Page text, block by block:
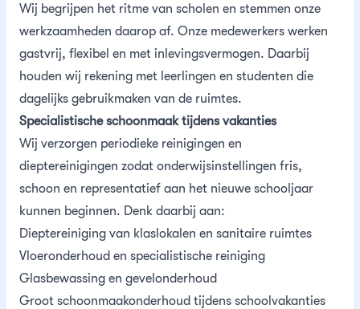
Wij begrijpen het ritme van scholen en stemmen onze
werkzaamheden daarop af. Onze medewerkers werken
gastvrij, flexibel en met inlevingsvermogen. Daarbij
houden wij rekening met leerlingen en studenten die
dagelijks gebruikmaken van de ruimtes.
Specialistische schoonmaak tijdens vakanties
Wij verzorgen periodieke reinigingen en
dieptereinigingen zodat onderwijsinstellingen fris,
schoon en representatief aan het nieuwe schooljaar
kunnen beginnen. Denk daarbij aan:
Dieptereiniging van klaslokalen en sanitaire ruimtes
Vloeronderhoud en specialistische reiniging
Glasbewassing en gevelonderhoud
Groot schoonmaakonderhoud tijdens schoolvakanties